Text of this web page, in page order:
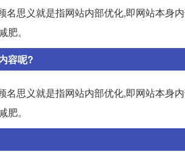
名思义就是指网站内部优化,即网站本身
。
容呢?
名思义就是指网站内部优化,即网站本身
。